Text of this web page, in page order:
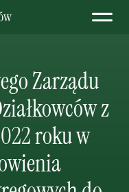
Zarządu
z
roku w